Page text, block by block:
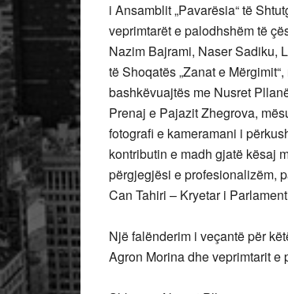
i Ansamblit „Pavarësia“ të
veprimtarët e palodhshëm të
Nazim Bajrami, Naser Sadiku,
të Shoqatës „Zanat e
bashkëvuajtës me Nusret
Prenaj e Pajazit Zhegrova,
fotografi e kameramani i
kontributin e madh gjatë kësaj
përgjegjësi e profesionalizëm,
Can Tahiri – Kryetar i
Një falënderim i veçantë për
Agron Morina dhe veprimtarit e